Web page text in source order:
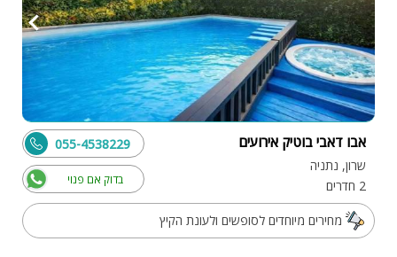
אבו דאבי בוטיק אירועים
שרון, נתניה
2 חדרים
בדוק אם פנוי
055-4538229
מחירים מיוחדים לסופשים ולעונת הקיץ